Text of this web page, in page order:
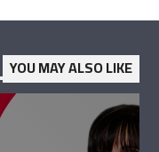
YOU MAY ALSO LIKE